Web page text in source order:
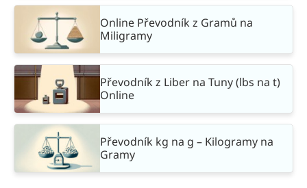
Online Převodník z Gramů na
Miligramy
Převodník z Liber na Tuny (lbs na t)
Online
Převodník kg na g – Kilogramy na
Gramy